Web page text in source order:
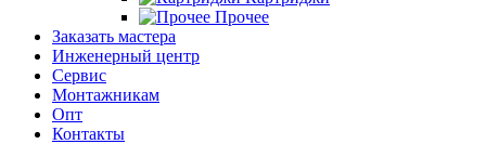
Прочее
Заказать мастера
Инженерный центр
Сервис
Монтажникам
Опт
Контакты